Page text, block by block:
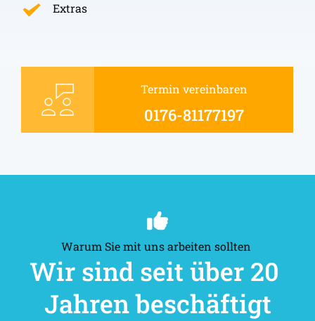
Extras
Termin vereinbaren
0176-81177197
Warum Sie mit uns arbeiten sollten
Wir sind seit über 20
Jahren beschäftigt